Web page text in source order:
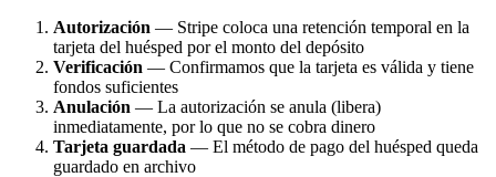
Autorización — Stripe coloca una retención temporal en la
tarjeta del huésped por el monto del depósito
Verificación — Confirmamos que la tarjeta es válida y tiene
fondos suficientes
Anulación — La autorización se anula (libera)
inmediatamente, por lo que no se cobra dinero
Tarjeta guardada — El método de pago del huésped queda
guardado en archivo